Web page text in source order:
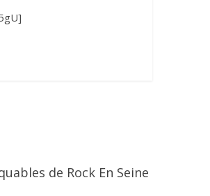
de Rock En Seine